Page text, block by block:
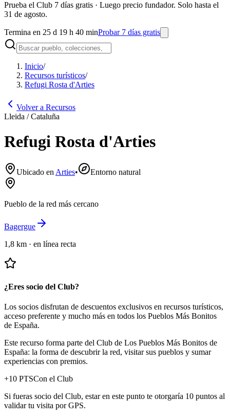
Prueba el Club 7 días gratis · Luego precio fundador. Solo hasta el
31 de agosto.
Termina en 25 d 19 h 40 minProbar 7 días gratis
Inicio/
Recursos turísticos/
Refugi Rosta d'Arties
Volver a Recursos
Lleida / Cataluña
Refugi Rosta d'Arties
Ubicado en Arties• Entorno natural
Pueblo de la red más cercano
Bagergue
1,8 km · en línea recta
¿Eres socio del Club?
Los socios disfrutan de descuentos exclusivos en recursos turísticos,
acceso preferente y mucho más en todos los Pueblos Más Bonitos
de España.
Este recurso forma parte del Club de Los Pueblos Más Bonitos de
España: la forma de descubrir la red, visitar sus pueblos y sumar
experiencias con premios.
+10 PTSCon el Club
Si fueras socio del Club, estar en este punto te otorgaría 10 puntos al
validar tu visita por GPS.